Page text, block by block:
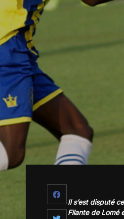
Il s’est disputé
Filante de Lomé